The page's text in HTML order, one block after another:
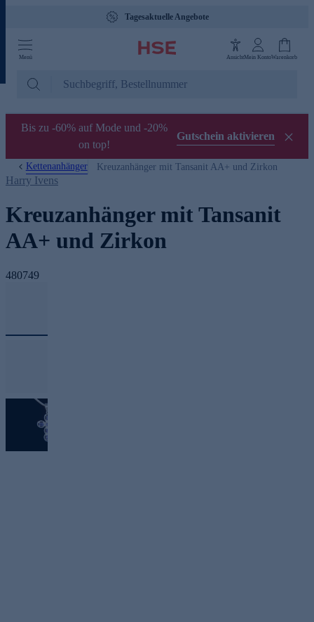
Tagesaktuelle Angebote
Menü AnsichtMein KontoWarenkorb
Bis zu -60% auf Mode und -20%
on top!
Gutschein aktivieren
Kettenanhänger Kreuzanhänger mit Tansanit AA+ und Zirkon
Harry Ivens
Kreuzanhänger mit Tansanit
AA+ und Zirkon
480749